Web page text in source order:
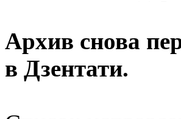
Архив снова
в Дзентати.